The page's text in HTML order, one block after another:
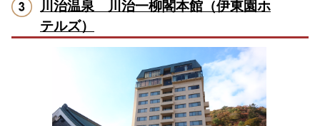
川治温泉 川治一柳閣本館（伊東園ホ
テルズ）